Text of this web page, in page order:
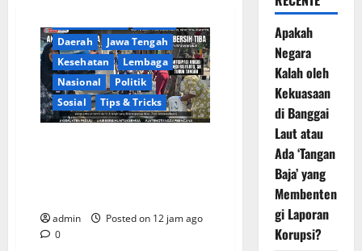
Daerah
Jawa Tengah
Kesehatan
Lembaga
Nasional
Politik
Sosial
Tips & Tricks
admin
Posted on 12 jam ago
0
Apakah
Negara
Kalah oleh
Kekuasaan
di Banggai
Laut atau
Ada ‘Tangan
Baja’ yang
Membenten
gi Laporan
Korupsi?